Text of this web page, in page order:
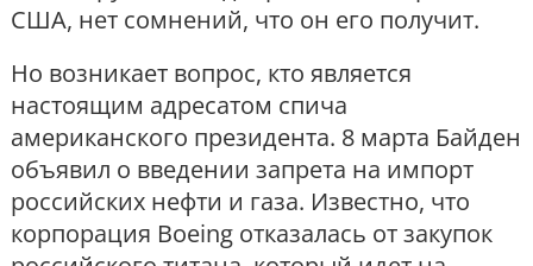
США, нет сомнений, что он его получит.
Но возникает вопрос, кто является
настоящим адресатом спича
американского президента. 8 марта Байден
объявил о введении запрета на импорт
российских нефти и газа. Известно, что
корпорация Boeing отказалась от закупок